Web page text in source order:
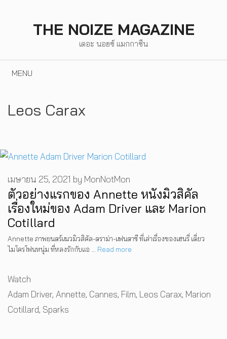
THE NOIZE MAGAZINE
เดอะ นอยซ์ แมกกาซีน
MENU
Leos Carax
ตัวอย่างแรกของ Annette หนังมิวสิคัล
เรื่องใหม่ของ Adam Driver และ Marion
Cotillard
เมษายน 25, 2021 by MonNotMon
Annette ภาพยนตร์แนวมิวสิคัล-ดราม่า-แฟนตาซี ที่เล่าเรื่องของเฮนรี่ เดี่ยว
ไมโครโฟนหนุ่ม ที่หลงรักกับแอ … Read more
Categories
Watch
Tags
Adam Driver, Annette, Cannes, Film, Leos Carax, Marion
Cotillard, Sparks